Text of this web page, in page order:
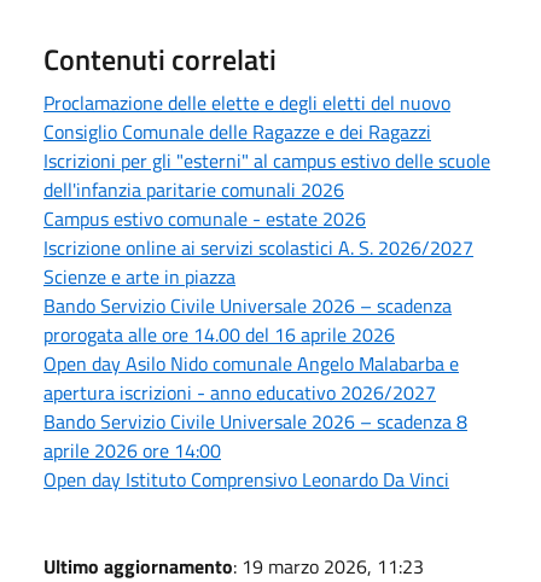
Contenuti correlati
Proclamazione delle elette e degli eletti del nuovo
Consiglio Comunale delle Ragazze e dei Ragazzi
Iscrizioni per gli "esterni" al campus estivo delle scuole
dell'infanzia paritarie comunali 2026
Campus estivo comunale - estate 2026
Iscrizione online ai servizi scolastici A. S. 2026/2027
Scienze e arte in piazza
Bando Servizio Civile Universale 2026 – scadenza
prorogata alle ore 14.00 del 16 aprile 2026
Open day Asilo Nido comunale Angelo Malabarba e
apertura iscrizioni - anno educativo 2026/2027
Bando Servizio Civile Universale 2026 – scadenza 8
aprile 2026 ore 14:00
Open day Istituto Comprensivo Leonardo Da Vinci
Ultimo aggiornamento: 19 marzo 2026, 11:23